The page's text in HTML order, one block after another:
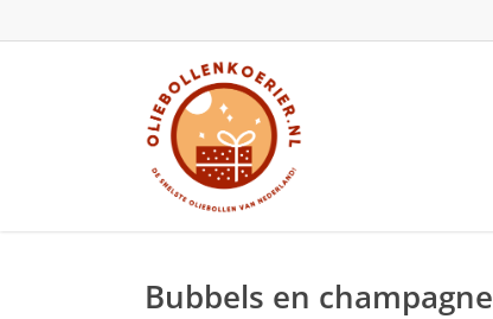
to
Bubbels en champagne